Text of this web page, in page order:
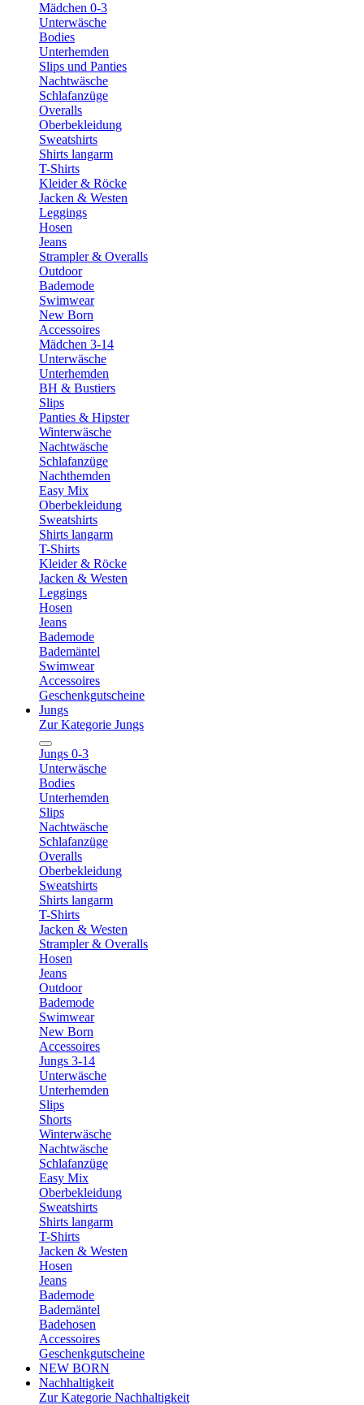
Mädchen 0-3
Unterwäsche
Bodies
Unterhemden
Slips und Panties
Nachtwäsche
Schlafanzüge
Overalls
Oberbekleidung
Sweatshirts
Shirts langarm
T-Shirts
Kleider & Röcke
Jacken & Westen
Leggings
Hosen
Jeans
Strampler & Overalls
Outdoor
Bademode
Swimwear
New Born
Accessoires
Mädchen 3-14
Unterwäsche
Unterhemden
BH & Bustiers
Slips
Panties & Hipster
Winterwäsche
Nachtwäsche
Schlafanzüge
Nachthemden
Easy Mix
Oberbekleidung
Sweatshirts
Shirts langarm
T-Shirts
Kleider & Röcke
Jacken & Westen
Leggings
Hosen
Jeans
Bademode
Bademäntel
Swimwear
Accessoires
Geschenkgutscheine
Jungs
Zur Kategorie Jungs
Jungs 0-3
Unterwäsche
Bodies
Unterhemden
Slips
Nachtwäsche
Schlafanzüge
Overalls
Oberbekleidung
Sweatshirts
Shirts langarm
T-Shirts
Jacken & Westen
Strampler & Overalls
Hosen
Jeans
Outdoor
Bademode
Swimwear
New Born
Accessoires
Jungs 3-14
Unterwäsche
Unterhemden
Slips
Shorts
Winterwäsche
Nachtwäsche
Schlafanzüge
Easy Mix
Oberbekleidung
Sweatshirts
Shirts langarm
T-Shirts
Jacken & Westen
Hosen
Jeans
Bademode
Bademäntel
Badehosen
Accessoires
Geschenkgutscheine
NEW BORN
Nachhaltigkeit
Zur Kategorie Nachhaltigkeit